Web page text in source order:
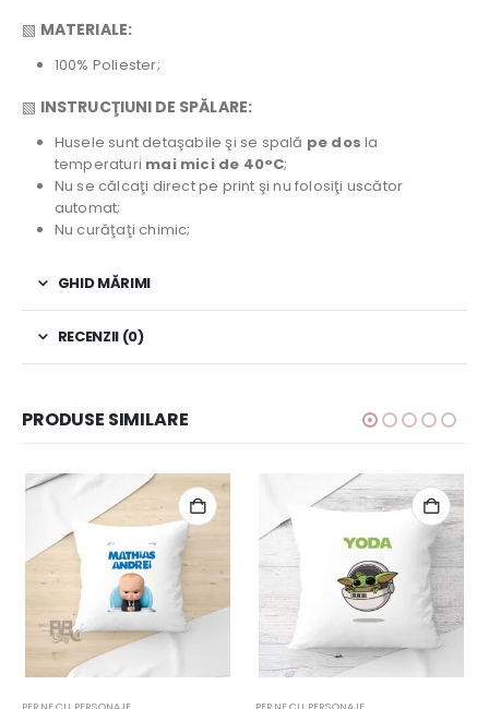
▧ MATERIALE:
100% Poliester;
▧ INSTRUCŢIUNI DE SPĂLARE:
Husele sunt detaşabile şi se spală pe dos la
temperaturi mai mici de 40°C;
Nu se călcaţi direct pe print şi nu folosiţi uscător
automat;
Nu curăţaţi chimic;
GHID MĂRIMI
RECENZII (0)
PRODUSE SIMILARE
PERNE CU PERSONAJE PERNE CU PERSONAJE